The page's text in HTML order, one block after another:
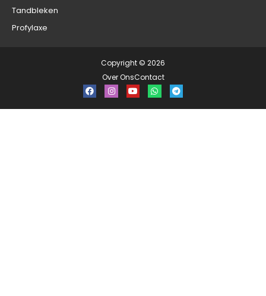
Tandbleken
Profylaxe
Copyright © 2026
Over OnsContact